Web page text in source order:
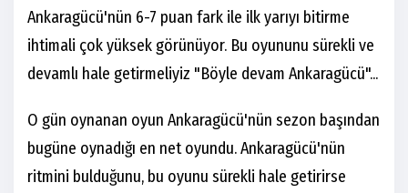
Ankaragücü'nün 6-7 puan fark ile ilk yarıyı bitirme
ihtimali çok yüksek görünüyor. Bu oyununu sürekli ve
devamlı hale getirmeliyiz "Böyle devam Ankaragücü"...
O gün oynanan oyun Ankaragücü'nün sezon başından
bugüne oynadığı en net oyundu. Ankaragücü'nün
ritmini bulduğunu, bu oyunu sürekli hale getirirse